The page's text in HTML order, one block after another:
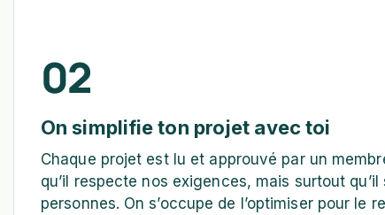
02
On simplifie ton projet avec toi
Chaque projet est lu et approuvé par un
qu’il respecte nos exigences, mais surtout
personnes. On s’occupe de l’optimiser pour le